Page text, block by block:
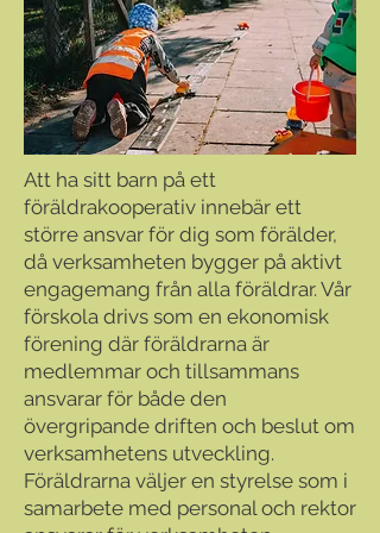
Att ha sitt barn på ett
föräldrakooperativ innebär ett
större ansvar för dig som förälder,
då verksamheten bygger på aktivt
engagemang från alla föräldrar. Vår
förskola drivs som en ekonomisk
förening där föräldrarna är
medlemmar och tillsammans
ansvarar för både den
övergripande driften och beslut om
verksamhetens utveckling.
Föräldrarna väljer en styrelse som i
samarbete med personal och rektor